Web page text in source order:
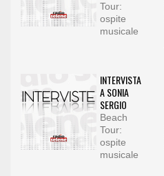
Tour:
ospite
musicale
INTERVISTA
A SONIA
SERGIO
Beach
Tour:
ospite
musicale